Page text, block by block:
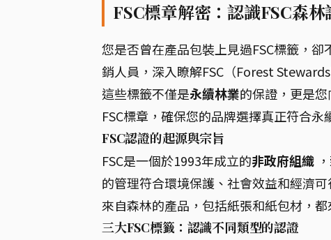
FSC標章解密：認識FSC森
您是否曾在產品包裝上見過FSC標籤，
銷人員，深入瞭解FSC（Forest
這些標籤不僅是永續林業的保證，更是
FSC標章，確保您的品牌選擇真正符合永
FSC認證的起源與宗旨
FSC是一個於1993年成立的非政府組織
的管理符合環境保護、社會效益和經濟
來自森林的產品，包括紙張和紙包材，
三大FSC標籤：認識不同類型的認證